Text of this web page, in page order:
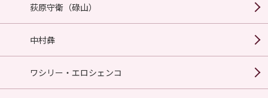
荻原守衛（碌山）
中村彝
ワシリー・エロシェンコ